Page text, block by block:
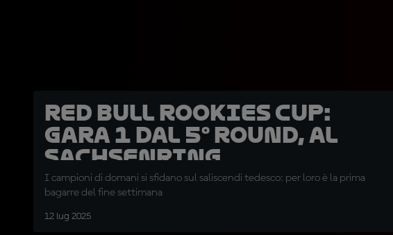
Red Bull Rookies Cup:
Gara 1 dal 5° round, al
Sachsenring
I campioni di domani si sfidano sul saliscendi tedesco: per loro è la prima
bagarre del fine settimana
12 lug 2025